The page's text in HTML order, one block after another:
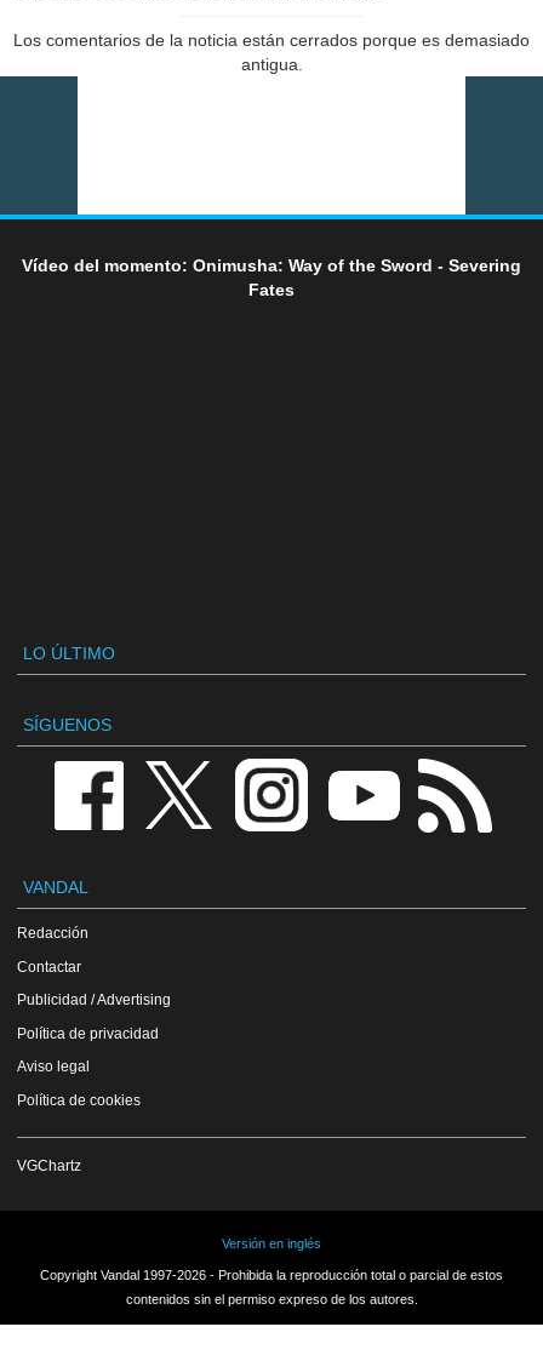
Los comentarios de la noticia están cerrados porque es demasiado
antigua.
Vídeo del momento: Onimusha: Way of the Sword - Severing
Fates
LO ÚLTIMO
SÍGUENOS
VANDAL
Redacción
Contactar
Publicidad / Advertising
Política de privacidad
Aviso legal
Política de cookies
VGChartz
Versión en inglés
Copyright Vandal 1997-2026 - Prohibida la reproducción total o parcial de estos
contenidos sin el permiso expreso de los autores.